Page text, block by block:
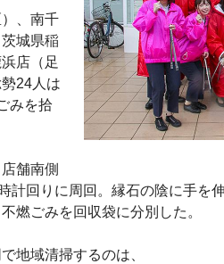
、南千
城県稲
店（足
24人は
みを拾
舗南側
計回りに周回。縁石の陰に手を
燃ごみを回収袋に分別した。
地域清掃するのは、